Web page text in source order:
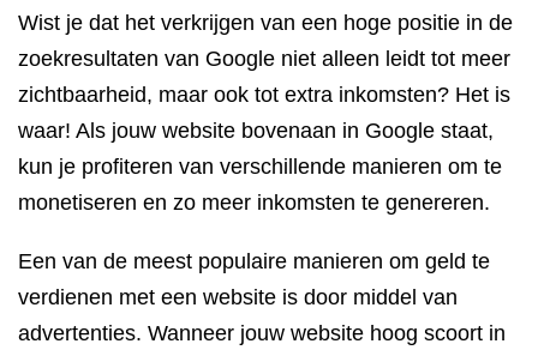
Wist je dat het verkrijgen van een hoge positie in de
zoekresultaten van Google niet alleen leidt tot meer
zichtbaarheid, maar ook tot extra inkomsten? Het is
waar! Als jouw website bovenaan in Google staat,
kun je profiteren van verschillende manieren om te
monetiseren en zo meer inkomsten te genereren.
Een van de meest populaire manieren om geld te
verdienen met een website is door middel van
advertenties. Wanneer jouw website hoog scoort in